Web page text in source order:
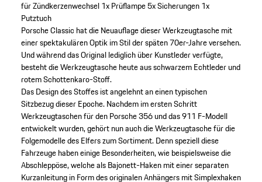
für Zündkerzenwechsel 1x Prüflampe5x Sicherungen 1x
Putztuch
Porsche Classic hat die Neuauflage dieser Werkzeugtasche mit
einer spektakulären Optik im Stil der späten 70er-Jahre versehen.
Und während das Original lediglich über Kunstleder verfügte,
besteht die Werkzeugtasche heute aus schwarzem Echtleder und
rotem Schottenkaro-Stoff.
Das Design des Stoffes ist angelehnt an einen typischen
Sitzbezug dieser Epoche. Nachdem im ersten Schritt
Werkzeugtaschen für den Porsche 356 und das 911 F-Modell
entwickelt wurden, gehört nun auch die Werkzeugtasche für die
Folgemodelle des Elfers zum Sortiment. Denn speziell diese
Fahrzeuge haben einige Besonderheiten, wie beispielsweise die
Abschleppöse, welche als Bajonett-Haken mit einer separaten
Kurzanleitung in Form des originalen Anhängers mit Simplexhaken